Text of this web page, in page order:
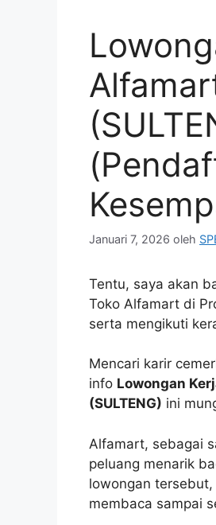
Januari 7, 2026 oleh
Tentu, saya akan
Toko Alfamart di
serta mengikuti
Mencari karir
info Lowongan
(SULTENG) ini
Alfamart, sebagai
peluang menarik
lowongan
membaca sampai